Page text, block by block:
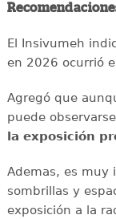
El Insivumeh
en 2026 ocurrió
Agregó que
puede
la exposición
Ademas, es muy
sombrillas y
exposición a la